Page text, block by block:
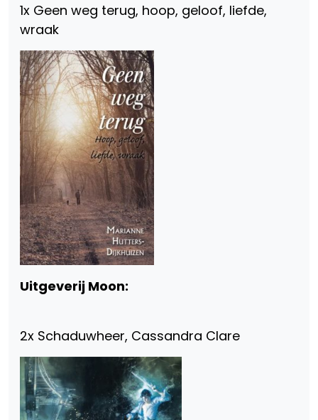
1x Geen weg terug, hoop, geloof, liefde,
wraak
Uitgeverij Moon:
2x Schaduwheer, Cassandra Clare